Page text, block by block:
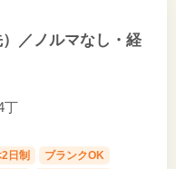
／ノルマなし・経
丁
日制
ブランクOK